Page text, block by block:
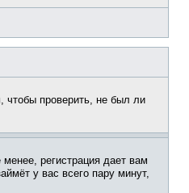
чтобы проверить, не был ли
регистрация дает вам
у вас всего пару минут,